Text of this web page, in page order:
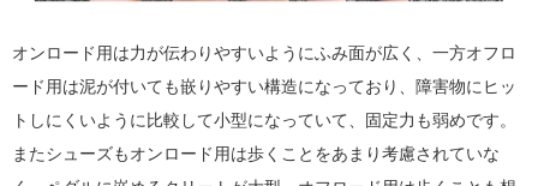
オンロード用は力が伝わりやすいようにふみ面が広く、一方オフロ
ード用は泥が付いても嵌りやすい構造になっており、障害物にヒッ
トしにくいように比較して小型になっていて、固定力も弱めです。
またシューズもオンロード用は歩くことをあまり考慮されていな